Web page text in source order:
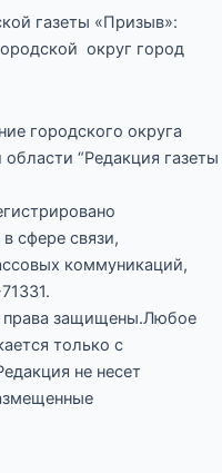
газеты «Призыв»:
округ город
городского округа
“Редакция газеты
сфере связи,
коммуникаций,
права защищены.Любое
только с
не несет